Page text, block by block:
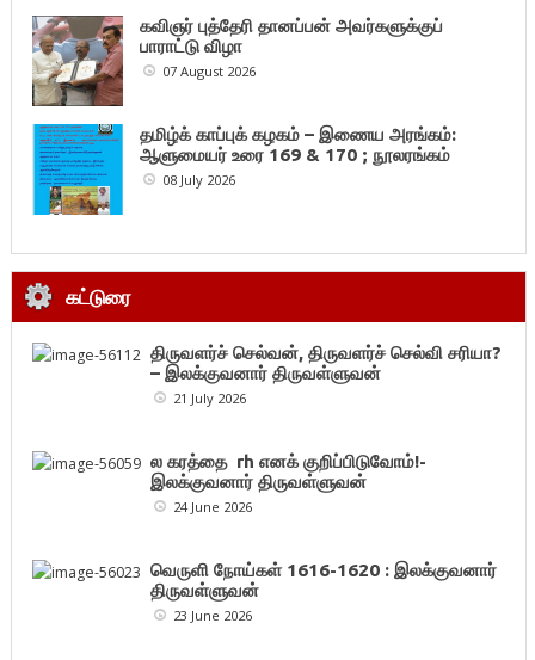
கவிஞர் புத்தேரி தானப்பன் அவர்களுக்குப்
பாராட்டு விழா
07 August 2026
தமிழ்க் காப்புக் கழகம் – இணைய அரங்கம்:
ஆளுமையர் உரை 169 & 170 ; நூலரங்கம்
08 July 2026
கட்டுரை
திருவளர்ச் செல்வன், திருவளர்ச் செல்வி சரியா?
– இலக்குவனார் திருவள்ளுவன்
21 July 2026
ல கரத்தை rh எனக் குறிப்பிடுவோம்!-
இலக்குவனார் திருவள்ளுவன்
24 June 2026
வெருளி நோய்கள் 1616-1620 : இலக்குவனார்
திருவள்ளுவன்
23 June 2026